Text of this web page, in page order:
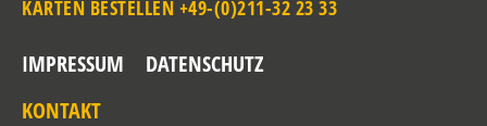
KARTEN BESTELLEN +49-(0)211-32 23 33
IMPRESSUM
DATENSCHUTZ
KONTAKT